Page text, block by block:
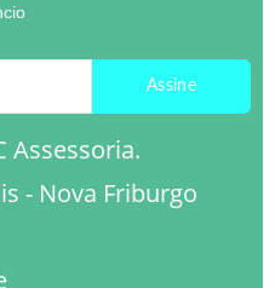
Assine
Assessoria.
- Nova Friburgo